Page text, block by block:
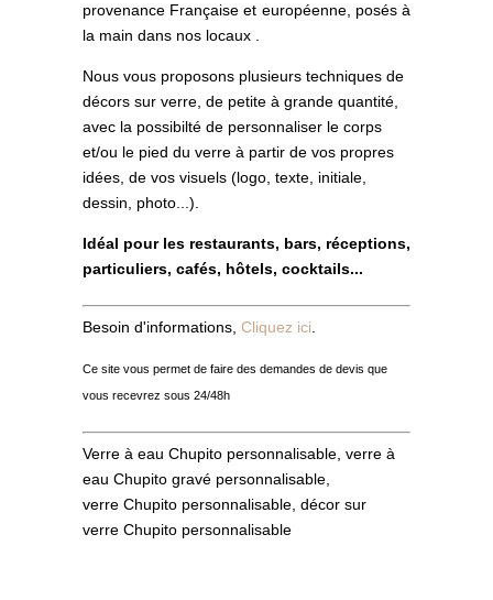
provenance Française et européenne, posés à
la main dans nos locaux .
Nous vous proposons plusieurs techniques de
décors sur verre, de petite à grande quantité,
avec la possibilté de personnaliser le corps
et/ou le pied du verre à partir de vos propres
idées, de vos visuels (logo, texte, initiale,
dessin, photo...).
Idéal pour les restaurants, bars, réceptions,
particuliers, cafés, hôtels, cocktails...
Besoin d'informations, Cliquez ici
Ce site vous permet de faire des demandes de devis que
vous recevrez sous 24/48h
Verre à eau Chupito personnalisable, verre à
eau Chupito gravé personnalisable,
verre Chupito personnalisable, décor sur
verre Chupito personnalisable